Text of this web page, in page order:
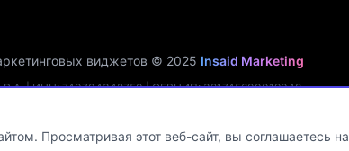
виджетов © 2025 Insaid Marketing
| ИНН: 740704342750 | ОГРНИП: 321745600019048
Просматривая этот веб-сайт, вы соглашаетесь на